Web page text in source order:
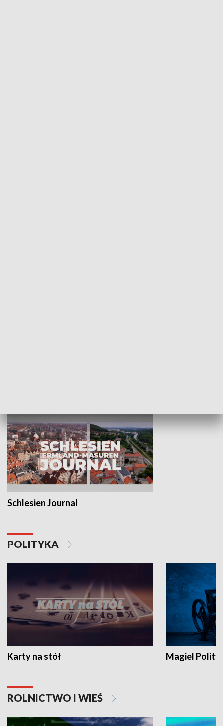
Schlesien Journal
POLITYKA
Karty na stół Magiel
ROLNICTWO I WIEŚ